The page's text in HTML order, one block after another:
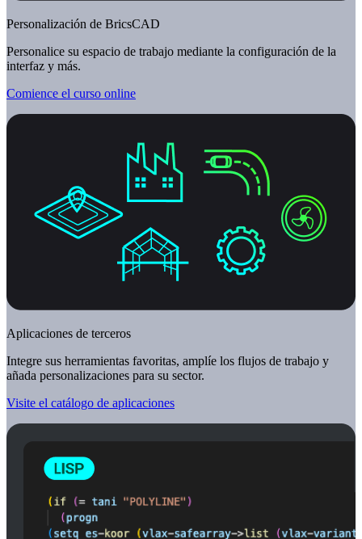
Personalización de BricsCAD
Personalice su espacio de trabajo mediante la configuración de la
interfaz y más.
Comience el curso online
Aplicaciones de terceros
Integre sus herramientas favoritas, amplíe los flujos de trabajo y
añada personalizaciones para su sector.
Visite el catálogo de aplicaciones